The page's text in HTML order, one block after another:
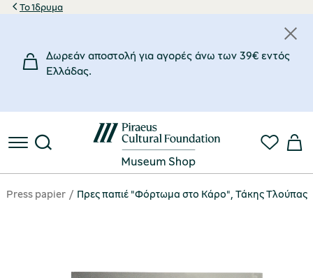
Το Ίδρυμα
Δωρεάν αποστολή για αγορές άνω των 39€ εντός
Eλλάδας.
Press papier Πρες παπιέ "Φόρτωμα στο Κάρο", Τάκης Τλούπας